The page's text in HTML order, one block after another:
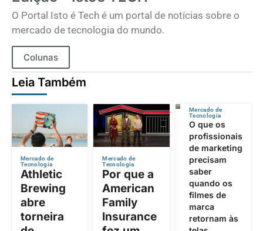
O Portal Isto é Tech é um portal de notícias sobre o
mercado de tecnologia do mundo.
Colunas
Leia Também
Mercado de
Tecnologia
Athletic
Brewing
abre
torneira
Mercado de
Tecnologia
Por que a
American
Family
Insurance
Mercado de
Tecnologia
O que os
profissionais
de marketing
precisam
saber
quando os
filmes de
marca
retornam às